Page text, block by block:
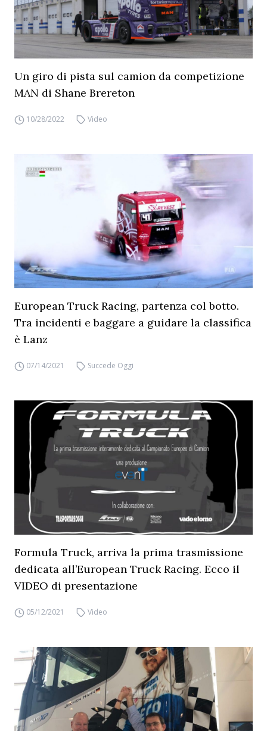
Un giro di pista sul camion da competizione
MAN di Shane Brereton
10/28/2022 Video
European Truck Racing, partenza col botto.
Tra incidenti e baggare a guidare la classifica
è Lanz
07/14/2021 Succede Oggi
Formula Truck, arriva la prima trasmissione
dedicata all’European Truck Racing. Ecco il
VIDEO di presentazione
05/12/2021 Video